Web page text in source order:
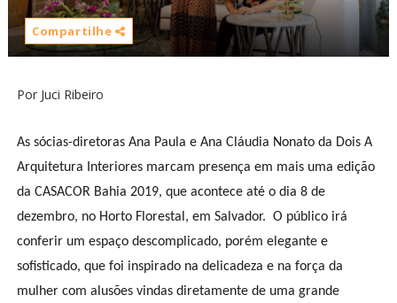
Compartilhe
Por Juci Ribeiro
As sócias-diretoras Ana Paula e Ana Cláudia Nonato da Dois A
Arquitetura Interiores marcam presença em mais uma edição
da CASACOR Bahia 2019, que acontece até o dia 8 de
dezembro, no Horto Florestal, em Salvador. O público irá
conferir um espaço descomplicado, porém elegante e
sofisticado, que foi inspirado na delicadeza e na força da
mulher com alusões vindas diretamente de uma grande